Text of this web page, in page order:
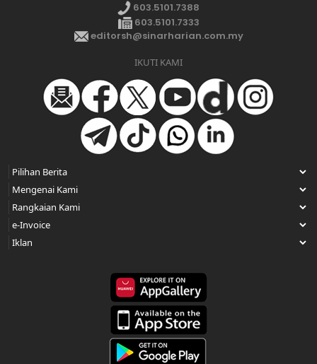
603.5101.7388
603.5101.7333
editorsh@sinarharian.com.my
IKUTI KAMI